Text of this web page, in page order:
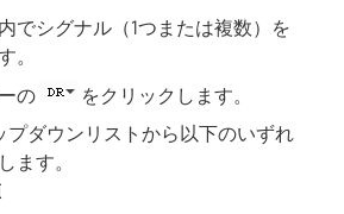
でシグナル（1つまたは複数）を
。
の
をクリックします。
プダウンリストから以下のいずれ
ます。